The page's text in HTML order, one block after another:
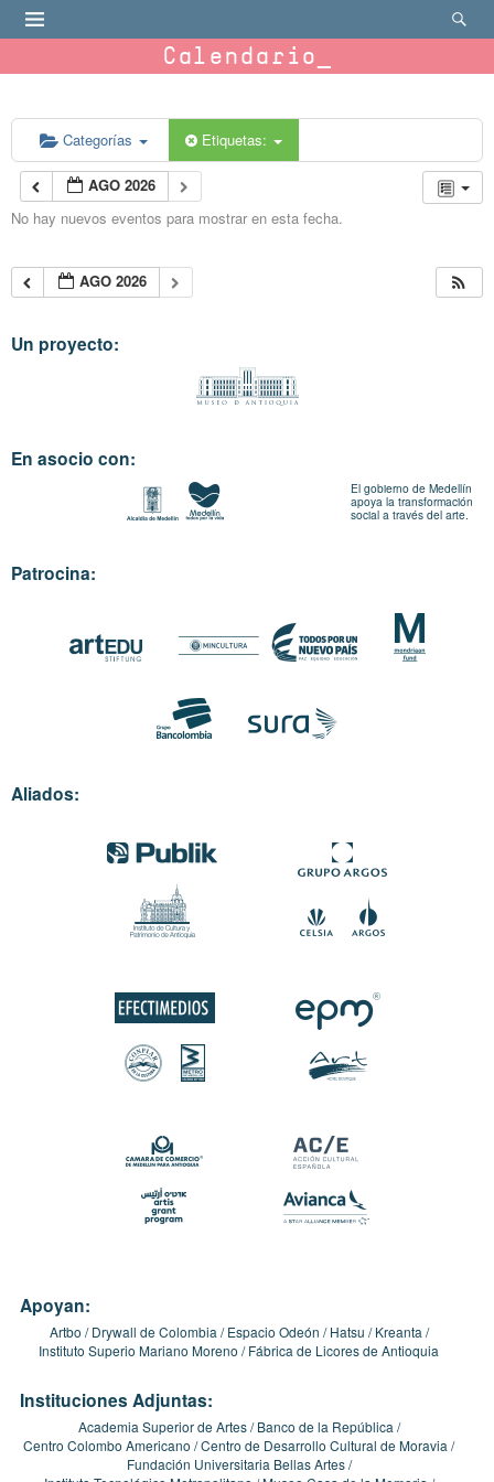
Calendario
Categorías Etiquetas:
AGO 2026
No hay nuevos eventos para mostrar en esta fecha.
AGO 2026
Un proyecto:
En asocio con:
El gobierno de Medellín
apoya la transformación
social a través del arte.
Patrocina:
Aliados:
Apoyan:
Artbo Drywall de Colombia Espacio Odeón Hatsu
Kreanta
Instituto Superio Mariano Moreno
Fábrica de Licores de Antioquia
Instituciones Adjuntas:
Academia Superior de Artes
Banco de la República
Centro Colombo Americano Centro de Desarrollo Cultural de Moravia
Fundación Universitaria Bellas Artes